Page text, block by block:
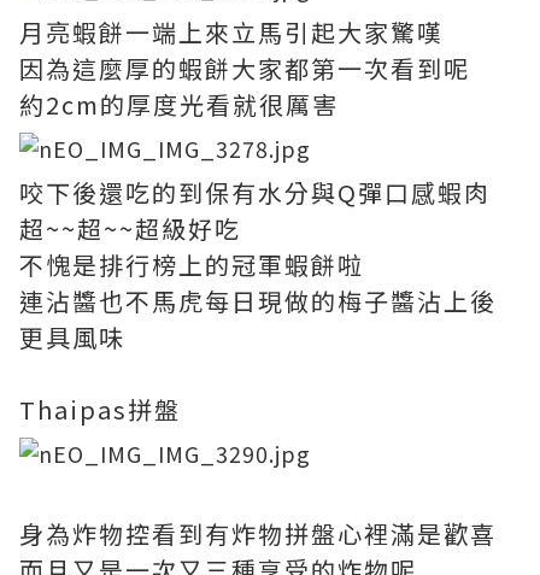
月亮蝦餅一端上來立馬引起大家驚嘆
因為這麼厚的蝦餅大家都第一次看到呢
約2cm的厚度光看就很厲害
咬下後還吃的到保有水分與Q彈口感蝦肉
超~~超~~超級好吃
不愧是排行榜上的冠軍蝦餅啦
連沾醬也不馬虎每日現做的梅子醬沾上後
更具風味
Thaipas拼盤
身為炸物控看到有炸物拼盤心裡滿是歡喜